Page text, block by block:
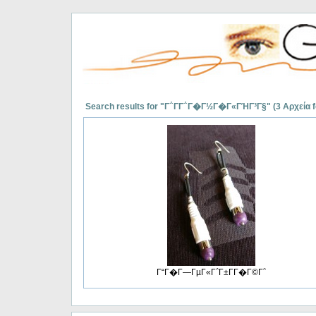
Search results for "Γ΅Γ­Γ΅Γ�Γ½Γ�Γ«ΓΉΓ³Γ§" (3 Αρχεία
Γ“Γ�Γ―ΓµΓ«Γ΅Γ±ΓΓ�Γ©Γ΅